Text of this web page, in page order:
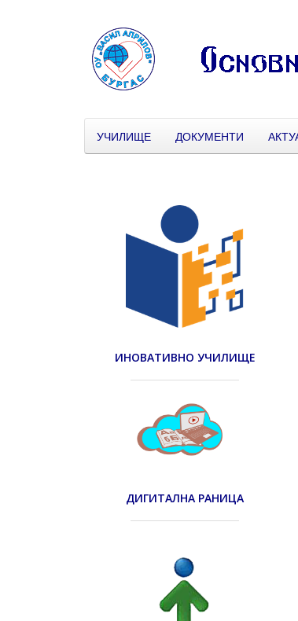
УЧИЛИЩЕ ДОКУМЕНТИ
ИНОВАТИВНО УЧИЛИЩЕ
ДИГИТАЛНА РАНИЦА